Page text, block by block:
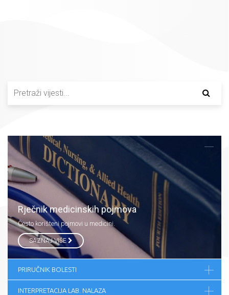
Rječnik medicinskih pojmova
Često korišteni pojmovi u medicini.
SAZNAJ VIŠE
PRIRUČNIK BOLESTI
INTERPRETACIJA LAB. NALAZA